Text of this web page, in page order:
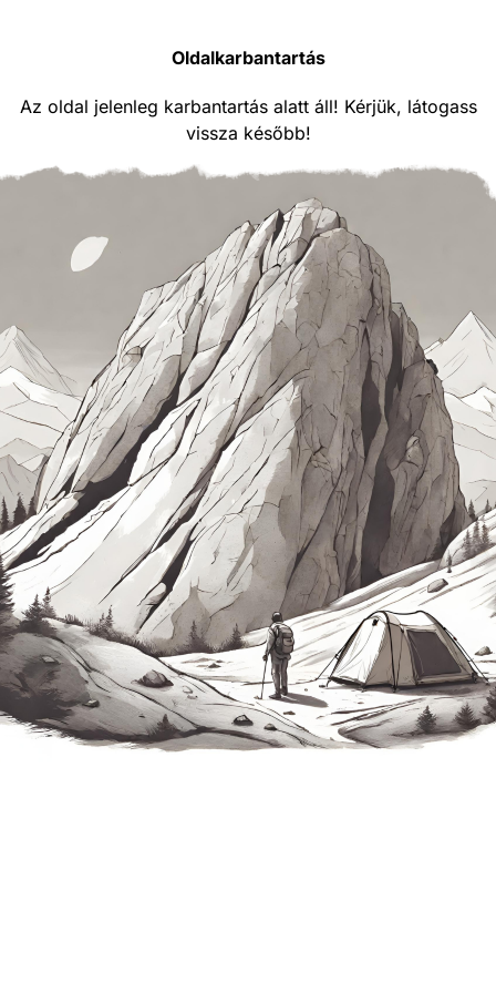
Oldalkarbantartás
Az oldal jelenleg karbantartás alatt áll! Kérjük, látogass
vissza később!